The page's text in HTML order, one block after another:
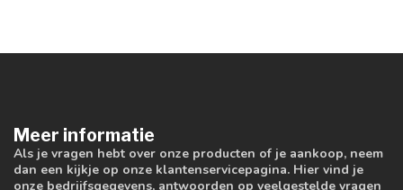
Meer informatie
Als je vragen hebt over onze producten of je aankoop, neem
dan een kijkje op onze klantenservicepagina. Hier vind je
onze bedrijfsgegevens, antwoorden op veelgestelde vragen